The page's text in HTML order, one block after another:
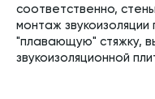
соответственно,
монтаж
"плавающую" стяжку,
звукоизоляционной